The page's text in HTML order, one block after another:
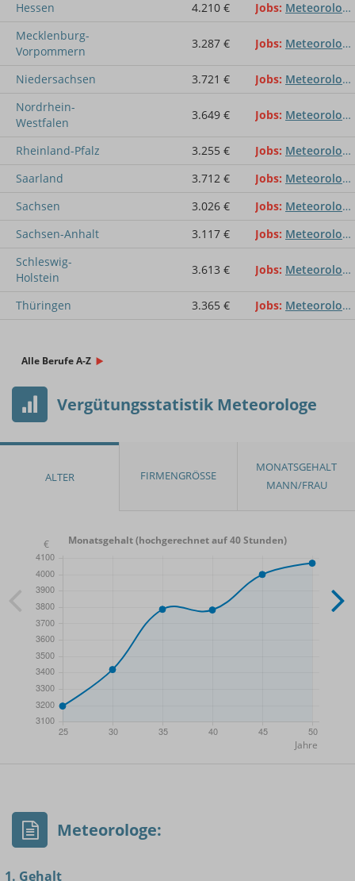
Hessen 4.210 € Jobs Meteorologe
Mecklenburg-
Vorpommern
3.287 € Jobs Meteorologe
Niedersachsen 3.721 € Jobs Meteorologe
Nordrhein-
Westfalen
3.649 € Jobs Meteorologe
Rheinland-Pfalz 3.255 € Jobs Meteorologe
Saarland
3.712 € Jobs Meteorologe
Sachsen
3.026 € Jobs Meteorologe
Sachsen-Anhalt
3.117 € Jobs Meteorologe
Schleswig-
Holstein
3.613 € Jobs Meteorologe
Thüringen 3.365 € Jobs Meteorologe
Alle Berufe A-Z
Vergütungsstatistik Meteorologe
Monatsgehalt (hochgerechnet auf 40 Stunden)
Meteorologe:
1. Gehalt